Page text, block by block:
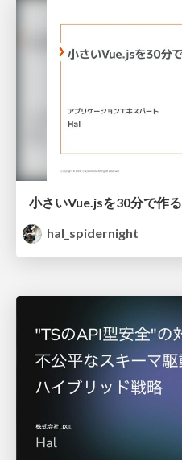
小さいVue.jsを30分で作る
hal_spidernight